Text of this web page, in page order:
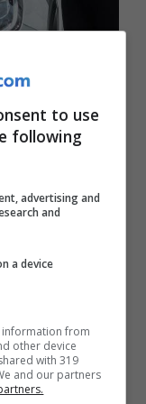
Inclusione,
fare i loro
sono degli
fatti.
:
in
di navi
to use
following
advertising and
and
a device
from
other device
with 319
and our partners